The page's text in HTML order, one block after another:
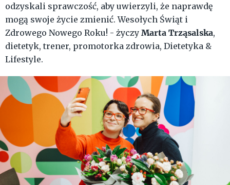
odzyskali sprawczość, aby uwierzyli, że naprawdę
mogą swoje życie zmienić. Wesołych Świąt i
Zdrowego Nowego Roku! - życzy Marta Trząsalska,
dietetyk, trener, promotorka zdrowia, Dietetyka &
Lifestyle.